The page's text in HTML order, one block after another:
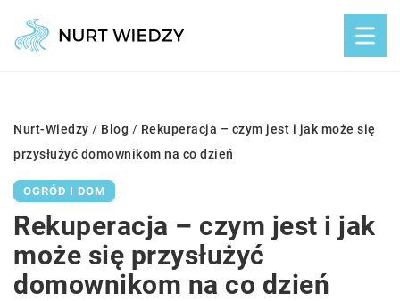
Nurt-Wiedzy / Blog / Rekuperacja – czym jest i jak może się
przysłużyć domownikom na co dzień
OGRÓD I DOM
Rekuperacja – czym jest i jak
może się przysłużyć
domownikom na co dzień